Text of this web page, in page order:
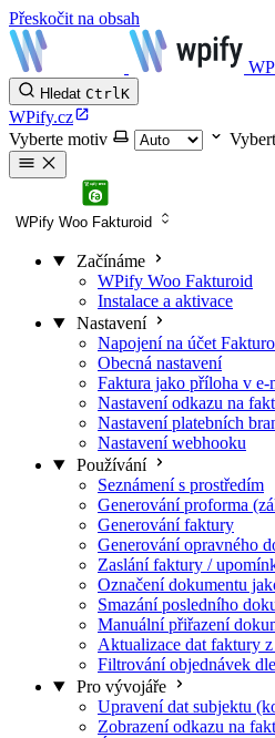
Přeskočit na obsah
Hledat CtrlK
WPify.cz
Vyberte motiv
WPify Woo Fakturoid
Začínáme
WPify Woo Fakturoid
Instalace a aktivace
Nastavení
Napojení na účet
Obecná nastavení
Faktura jako příloha v e-
Nastavení odkazu na
Nastavení platebních
Nastavení webhooku
Používání
Seznámení s prostředím
Generování proforma
Generování faktury
Generování opravného
Zaslání faktury /
Označení dokumentu
Smazání posledního
Manuální přiřazení
Aktualizace dat faktury
Filtrování objednávek
Pro vývojáře
Upravení dat subjektu
Zobrazení odkazu na